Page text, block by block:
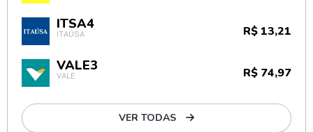
ITSA4
ITAÚSA R$ 13,21
VALE3
VALE R$ 74,97
VER TODAS